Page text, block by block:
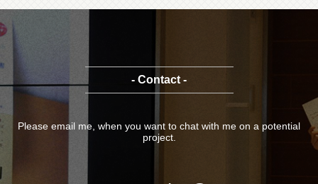
- Contact -
Please email me, when you want to chat with me on a potential
project.